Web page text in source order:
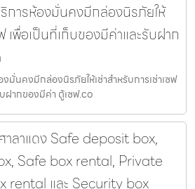
การห้องมั่นคงมีกล่องนิรภัยให้
เพื่อเป็นที่เก็บของมีค่าและรับฝาก
มั่นคงมีกล่องนิรภัยให้เช่าสำหรับการเช่าเซฟ
ฝากของมีค่า ตู้เซฟ.co
ลาแดง Safe deposit box,
Safe box rental, Private
rental และ Security box